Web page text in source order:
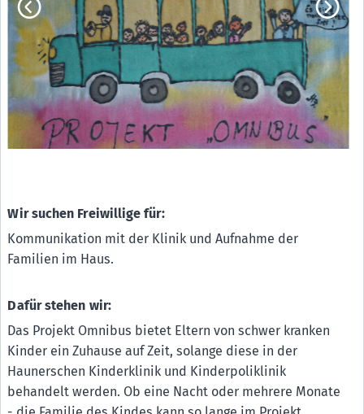
H7 Stiftung "Projekt Omnibus"
ZU HAUSE GESUND WERDEN, Verein für Fraueninteressen
e.V.
Wir suchen Freiwillige für:
Kommunikation mit der Klinik und Aufnahme der
Familien im Haus.
Dafür stehen wir:
Das Projekt Omnibus bietet Eltern von schwer kranken
Kinder ein Zuhause auf Zeit, solange diese in der
Haunerschen Kinderklinik und Kinderpoliklinik
behandelt werden. Ob eine Nacht oder mehrere Monate